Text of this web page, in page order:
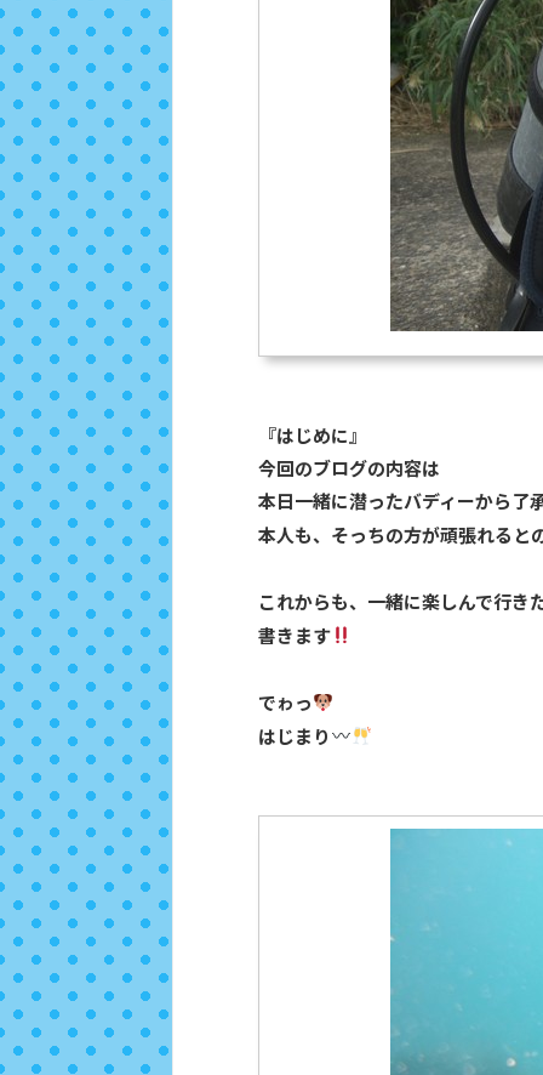
『はじめに』
今回のブログの内容は
本日一緒に潜ったバディーから了
本人も、そっちの方が頑張れると
これからも、一緒に楽しんで行き
書きます
でゎっ
はじまり